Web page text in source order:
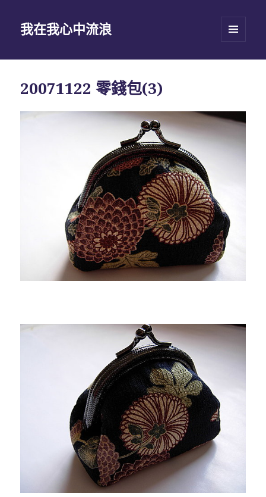
我在我心中流浪
小工具
20071122 零錢包(3)